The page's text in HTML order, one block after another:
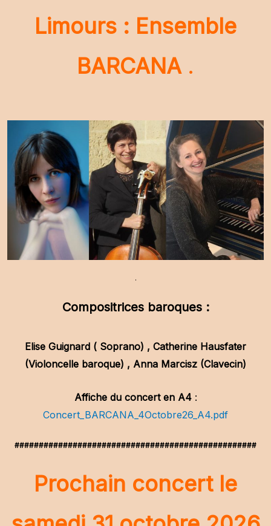
Limours : Ensemble
BARCANA .
.
Compositrices baroques :
Elise Guignard ( Soprano) , Catherine Hausfater
(Violoncelle baroque) , Anna Marcisz (Clavecin)
Affiche du concert en A4:
Concert_BARCANA_4Octobre26_A4.pdf
##################################################
Prochain concert le